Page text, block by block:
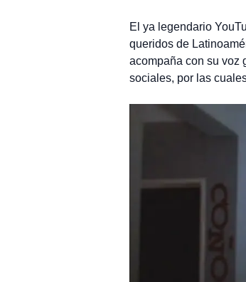
El ya legendario
queridos de
acompaña con su voz
sociales, por las